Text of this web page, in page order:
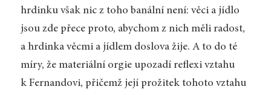
hrdinku však nic z toho banální není: věci a jídlo
jsou zde přece proto, abychom z nich měli radost,
a hrdinka věcmi a jídlem doslova žije. A to do té
míry, že materiální orgie upozadí reflexi vztahu
k Fernandovi, přičemž její prožitek tohoto vztahu